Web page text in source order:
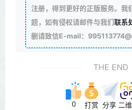
注册，得到更好的正版服务。我
题，如有侵权请邮件与我们联系
删请致信E-mail：
THE END
0 打赏 分享 二